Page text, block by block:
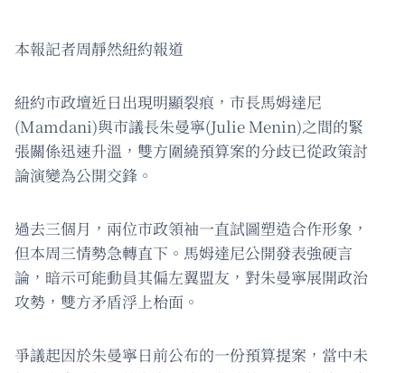
本報記者周靜然紐約報道
紐約市政壇近日出現明顯裂痕，市長馬姆達尼
(Mamdani)與市議長朱曼寧(Julie Menin)之間的緊
張關係迅速升溫，雙方圍繞預算案的分歧已從政策討
論演變為公開交鋒。
過去三個月，兩位市政領袖一直試圖塑造合作形象，
但本周三情勢急轉直下。馬姆達尼公開發表強硬言
論，暗示可能動員其偏左翼盟友，對朱曼寧展開政治
攻勢，雙方矛盾浮上枱面。
爭議起因於朱曼寧日前公布的一份預算提案，當中未